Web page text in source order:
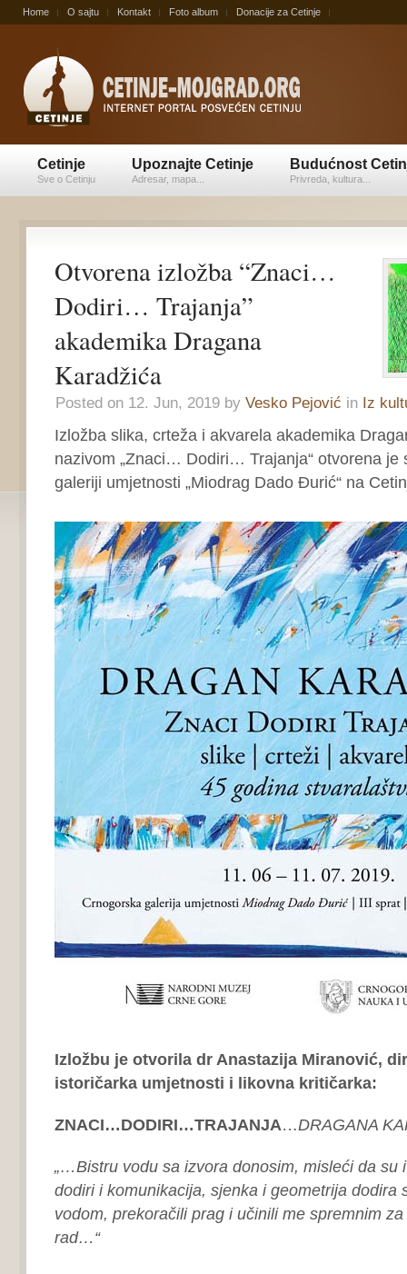
Home O sajtu Kontakt Foto album Donacije za Cetinje
Cetinje
Sve o Cetinju
Upoznajte Cetinje
Adresar, mapa...
Budućnost
Privreda, kultura...
Otvorena izložba “Znaci…
Dodiri… Trajanja”
akademika Dragana
Karadžića
Posted on 12. Jun, 2019 by Vesko Pejović in Iz
Izložba slika, crteža i akvarela akademika
nazivom „Znaci… Dodiri… Trajanja“ otvorena je
galeriji umjetnosti „Miodrag Dado Đurić“ na
Izložbu je otvorila dr Anastazija Miranović,
istoričarka umjetnosti i likovna kritičarka:
ZNACI…DODIRI…TRAJANJA…DRAGANA
„…Bistru vodu sa izvora donosim, misleći da su
dodiri i komunikacija, sjenka i geometrija dodira
vodom, prekoračili prag i učinili me spremnim za
rad…“